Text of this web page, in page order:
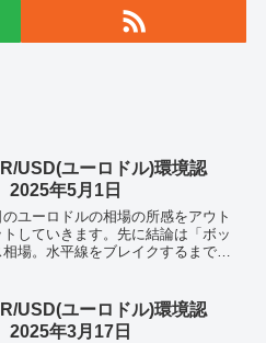
USD(ユーロドル)環境認
年5月1日
のユーロドルの相場の所感をアウト
トしていきます。先に結論は「ボッ
相場。水平線をブレイクするまで待
さい。今日の体調はどうか今日もと
念点はなし。メンタ...
USD(ユーロドル)環境認
年3月17日